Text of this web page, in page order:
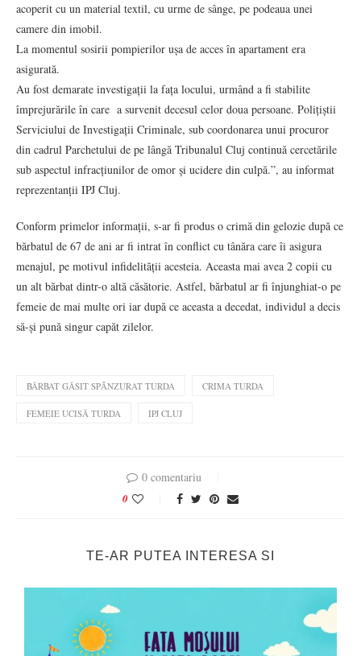
acoperit cu un material textil, cu urme de sânge, pe podeaua unei
camere din imobil.
La momentul sosirii pompierilor ușa de acces în apartament era
asigurată.
Au fost demarate investigații la fața locului, urmând a fi stabilite
împrejurările în care a survenit decesul celor doua persoane. Polițiștii
Serviciului de Investigații Criminale, sub coordonarea unui procuror
din cadrul Parchetului de pe lângă Tribunalul Cluj continuă cercetările
sub aspectul infracțiunilor de omor și ucidere din culpă.”, au informat
reprezentanții IPJ Cluj.
Conform primelor informații, s-ar fi produs o crimă din gelozie după ce
bărbatul de 67 de ani ar fi intrat în conflict cu tânăra care îi asigura
menajul, pe motivul infidelității acesteia. Aceasta mai avea 2 copii cu
un alt bărbat dintr-o altă căsătorie. Astfel, bărbatul ar fi înjunghiat-o pe
femeie de mai multe ori iar după ce aceasta a decedat, individul a decis
să-și pună singur capăt zilelor.
BĂRBAT GĂSIT SPÂNZURAT TURDA CRIMA TURDA
FEMEIE UCISĂ TURDA IPJ CLUJ
0 comentariu
0
TE-AR PUTEA INTERESA SI